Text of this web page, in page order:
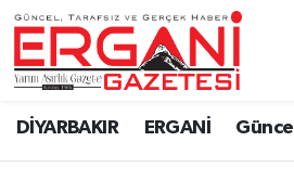
DİYARBAKIR ERGANİ Güncel
DİYARBAKIR
BİSMİL
BAĞLAR
ERGANİ
Ergani Nöbetçi Eczaneler
Ergani Hava Durumu